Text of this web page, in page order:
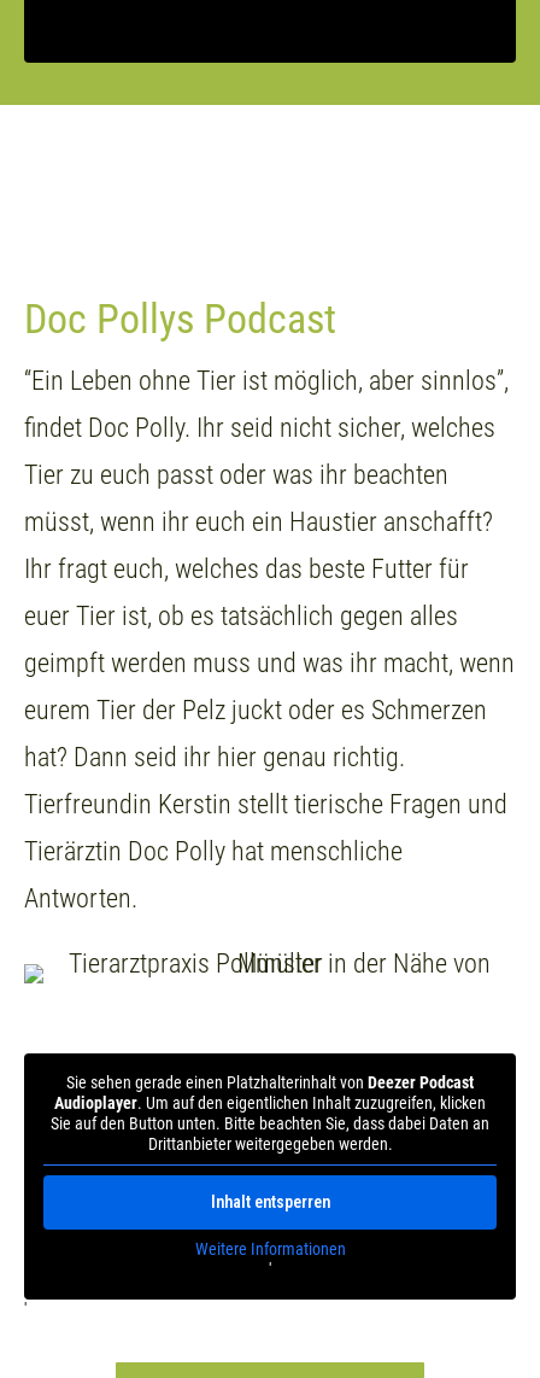
Doc Pollys Podcast
“Ein Leben ohne Tier ist möglich, aber sinnlos”,
findet Doc Polly. Ihr seid nicht sicher, welches
Tier zu euch passt oder was ihr beachten
müsst, wenn ihr euch ein Haustier anschafft?
Ihr fragt euch, welches das beste Futter für
euer Tier ist, ob es tatsächlich gegen alles
geimpft werden muss und was ihr macht, wenn
eurem Tier der Pelz juckt oder es Schmerzen
hat? Dann seid ihr hier genau richtig.
Tierfreundin Kerstin stellt tierische Fragen und
Tierärztin Doc Polly hat menschliche
Antworten.
Sie sehen gerade einen Platzhalterinhalt von Deezer Podcast
Audioplayer. Um auf den eigentlichen Inhalt zuzugreifen, klicken
Sie auf den Button unten. Bitte beachten Sie, dass dabei Daten an
Drittanbieter weitergegeben werden.
Inhalt entsperren
Weitere Informationen
'
'